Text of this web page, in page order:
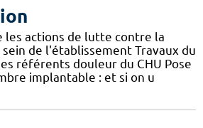
les actions de lutte contre la
de l'établissement Travaux du
référents douleur du CHU Pose
implantable : et si on u